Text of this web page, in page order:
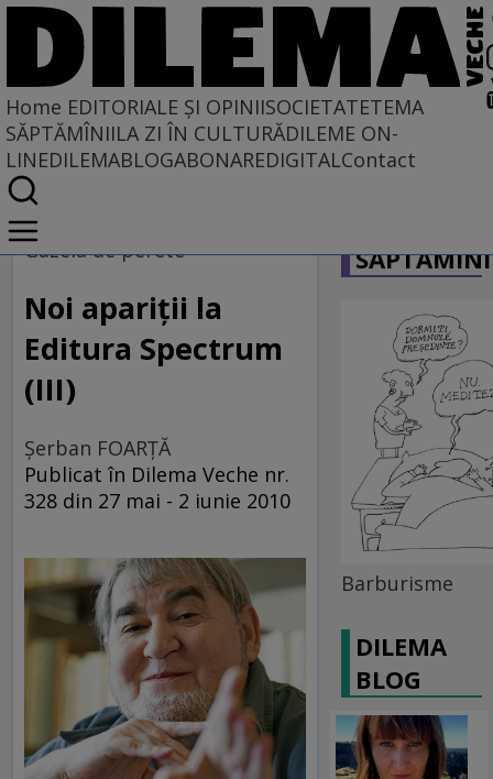
Home EDITORIALE ȘI OPINIISOCIETATETEMA
SĂPTĂMÎNIILA ZI ÎN CULTURĂDILEME ON-
LINEDILEMABLOGABONAREDIGITALContact
Home
EDITORIALE ȘI OPINII
TÎLC SHOW
Gazela de perete
Noi apariţii la
Editura Spectrum
(III)
Şerban FOARŢĂ
Publicat în Dilema Veche nr.
328 din 27 mai - 2 iunie 2010
Barburisme
DILEMA
BLOG